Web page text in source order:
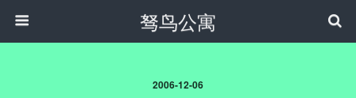
驽鸟公寓
2006-12-06